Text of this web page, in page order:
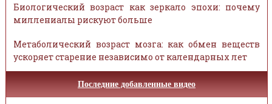
Биологический возраст как зеркало эпохи: почему
миллениалы рискуют больше
Метаболический возраст мозга: как обмен веществ
ускоряет старение независимо от календарных лет
Последние добавленные видео